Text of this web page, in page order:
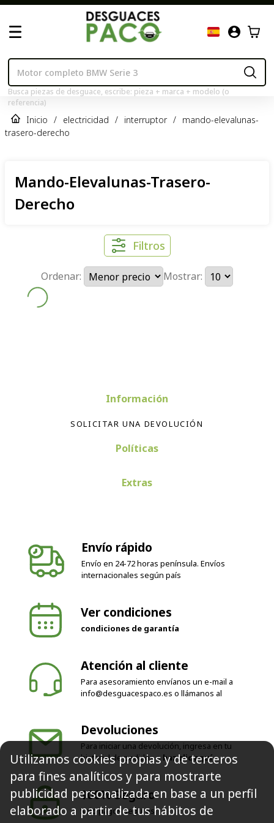
Busca piezas de desguace, escribe: pieza + marca + modelo (o
referencia)
Inicio / electricidad / interruptor / mando-elevalunas-
trasero-derecho
Mando-Elevalunas-Trasero-
Derecho
Filtros
Ordenar: Mostrar:
Información
SOLICITAR UNA DEVOLUCIÓN
Políticas
Extras
Envío rápido
Envío en 24-72 horas península. Envíos
internacionales según país
Ver condiciones
condiciones de garantía
Atención al cliente
Para asesoramiento envíanos un e-mail a
info@desguacespaco.es o llámanos al
Devoluciones
Para iniciar una devolución, ingresa en tu
historial de pedidos o haz clic aquí
100% Seguro
Solo pagos seguros
Utilizamos cookies propias y de terceros
para fines analíticos y para mostrarte
publicidad personalizada en base a un perfil
elaborado a partir de tus hábitos de